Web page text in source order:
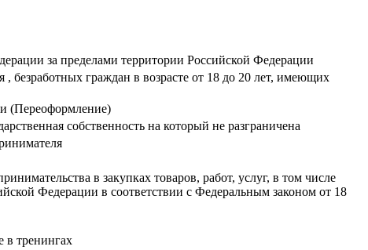
за пределами территории Российской Федерации
, безработных граждан в возрасте от 18 до 20 лет, имеющих
(Переоформление)
собственность на который не разграничена
в закупках товаров, работ, услуг, в том числе
Федерации в соответствии с Федеральным законом от 18
в тренингах